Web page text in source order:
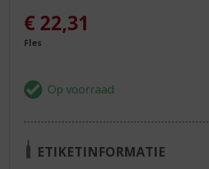
€ 22,31
Fles
ETIKETINFORMATIE